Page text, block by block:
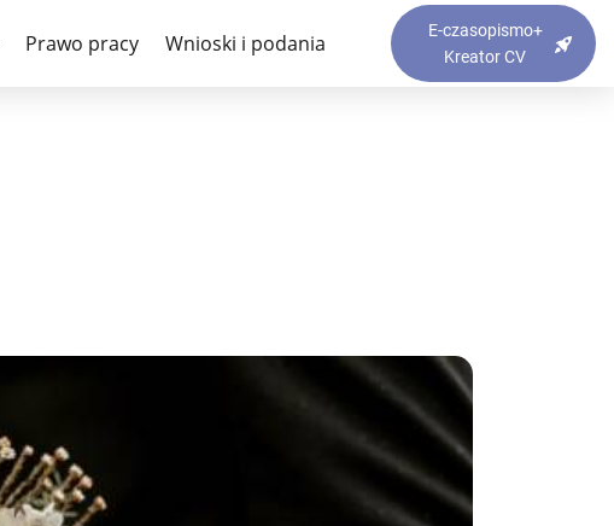
Prawo pracy Wnioski i podania
E-czasopismo+
Kreator CV